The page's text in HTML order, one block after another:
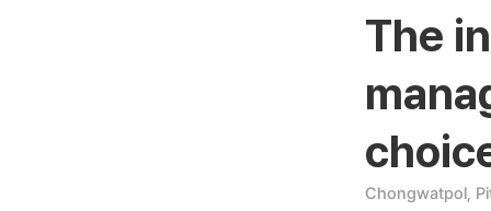
The
Chongwatpol,